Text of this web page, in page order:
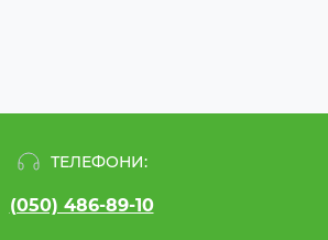
ТЕЛЕФОНИ:
(050) 486-89-10